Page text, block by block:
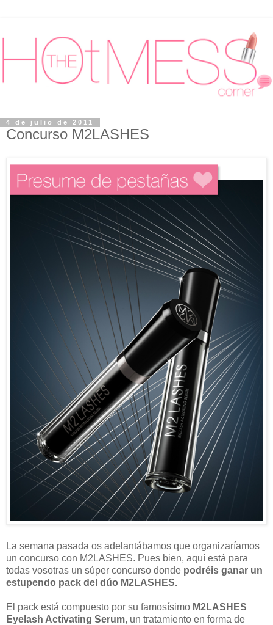
4 de julio de 2011
Concurso M2LASHES
La semana pasada os adelantábamos que organizaríamos
un concurso con M2LASHES. Pues bien, aquí está para
todas vosotras un súper concurso donde podréis ganar un
estupendo pack del dúo M2LASHES.
El pack está compuesto por su famosísimo M2LASHES
Eyelash Activating Serum, un tratamiento en forma de